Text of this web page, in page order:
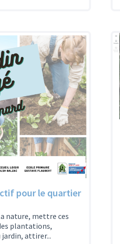
pour le quartier
nature, mettre ces
plantations,
jardin, attirer...